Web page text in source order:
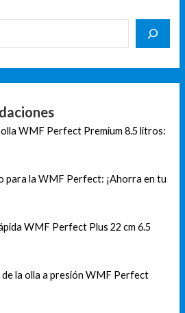
WMF Perfect Premium 8.5 litros:
para la WMF Perfect: ¡Ahorra en tu
WMF Perfect Plus 22 cm 6.5
la olla a presión WMF Perfect